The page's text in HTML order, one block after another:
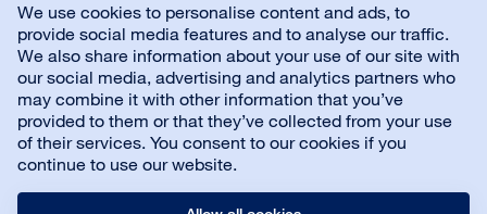
We use cookies to personalise content and ads, to
provide social media features and to analyse our traffic.
We also share information about your use of our site with
our social media, advertising and analytics partners who
may combine it with other information that you’ve
provided to them or that they’ve collected from your use
of their services. You consent to our cookies if you
continue to use our website.
Contacte-nos
Serviço ao cliente
Sobre nós